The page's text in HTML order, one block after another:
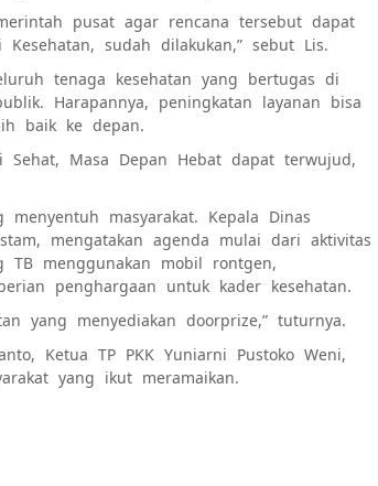
pusat agar rencana tersebut dapat
sudah dilakukan,” sebut Lis.
tenaga kesehatan yang bertugas di
Harapannya, peningkatan layanan bisa
baik ke depan.
Sehat, Masa Depan Hebat dapat terwujud,
masyarakat. Kepala Dinas
mengatakan agenda mulai dari aktivitas
TB menggunakan mobil rontgen,
penghargaan untuk kader kesehatan.
yang menyediakan doorprize,” tuturnya.
Ketua TP PKK Yuniarni Pustoko Weni,
yang ikut meramaikan.